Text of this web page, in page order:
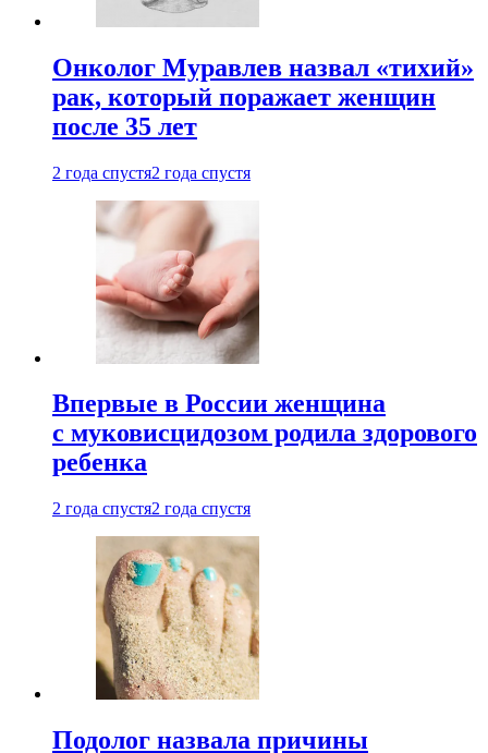
Онколог Муравлев назвал «тихий»
рак, который поражает женщин
после 35 лет
2 года спустя2 года спустя
Впервые в России женщина
с муковисцидозом родила здорового
ребенка
2 года спустя2 года спустя
Подолог назвала причины